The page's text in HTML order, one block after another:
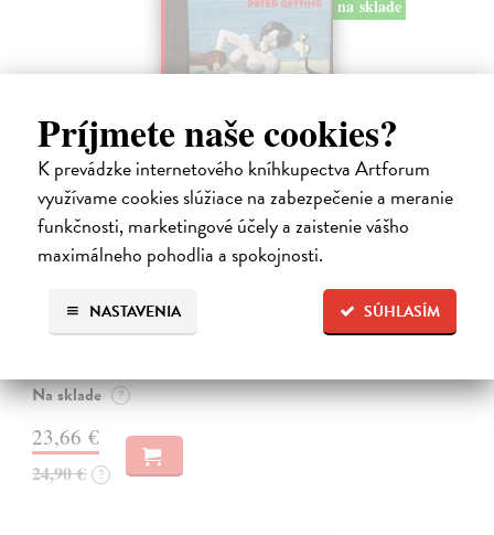
Príjmete naše cookies?
K prevádzke internetového kníhkupectva Artforum
využívame cookies slúžiace na zabezpečenie a meranie
funkčnosti, marketingové účely a zaistenie vášho
maximálneho pohodlia a spokojnosti.
SÚHLASÍM
NASTAVENIA
na sklade
Studne mútne
Sú ikonickými postavami našej kultúry. Postavili im sochy a
pomenovali po nich ulice, majú svoje nespochybniteľné miesto v
Na sklade ?
23,66 €
24,90 € ?